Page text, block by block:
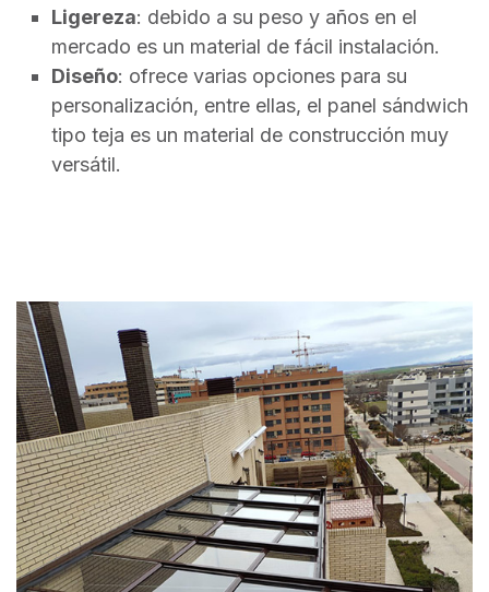
Ligereza: debido a su peso y años en el
mercado es un material de fácil instalación.
Diseño: ofrece varias opciones para su
personalización, entre ellas, el panel sándwich
tipo teja es un material de construcción muy
versátil.